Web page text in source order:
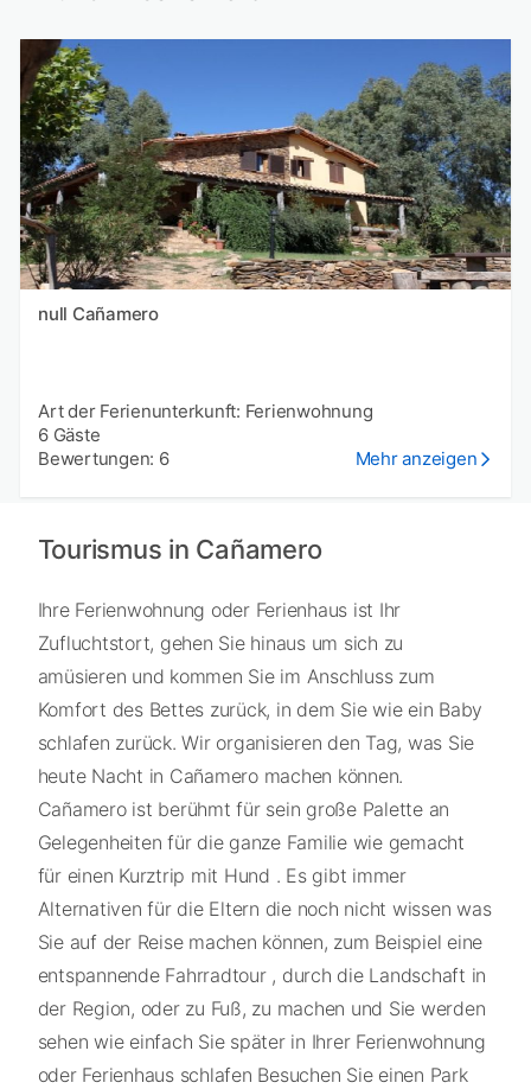
null Cañamero
Art der Ferienunterkunft: Ferienwohnung
6 Gäste
Bewertungen: 6
Mehr anzeigen
Tourismus in Cañamero
Ihre Ferienwohnung oder Ferienhaus ist Ihr
Zufluchtstort, gehen Sie hinaus um sich zu
amüsieren und kommen Sie im Anschluss zum
Komfort des Bettes zurück, in dem Sie wie ein Baby
schlafen zurück. Wir organisieren den Tag, was Sie
heute Nacht in Cañamero machen können.
Cañamero ist berühmt für sein große Palette an
Gelegenheiten für die ganze Familie wie gemacht
für einen Kurztrip mit Hund . Es gibt immer
Alternativen für die Eltern die noch nicht wissen was
Sie auf der Reise machen können, zum Beispiel eine
entspannende Fahrradtour , durch die Landschaft in
der Region, oder zu Fuß, zu machen und Sie werden
sehen wie einfach Sie später in Ihrer Ferienwohnung
oder Ferienhaus schlafen Besuchen Sie einen Park